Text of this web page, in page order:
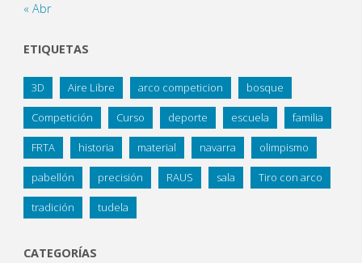
« Abr
ETIQUETAS
3D Aire Libre arco competicion bosque
Competición Curso deporte escuela familia
FRTA historia material navarra olimpismo
pabellón precisión RAUS sala Tiro con arco
tradición tudela
CATEGORÍAS